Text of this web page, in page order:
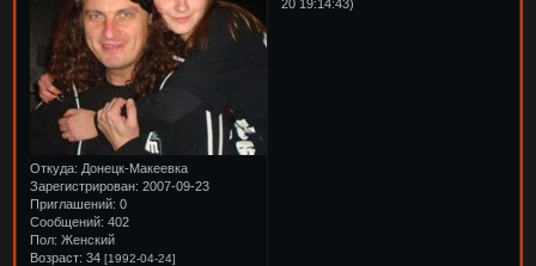
Откуда: Донецк-Макеевка
Зарегистрирован: 2007-09-23
Приглашений: 0
Сообщений: 402
Пол: Женский
Возраст: 34[1992-04-24]
20 19:14:43)